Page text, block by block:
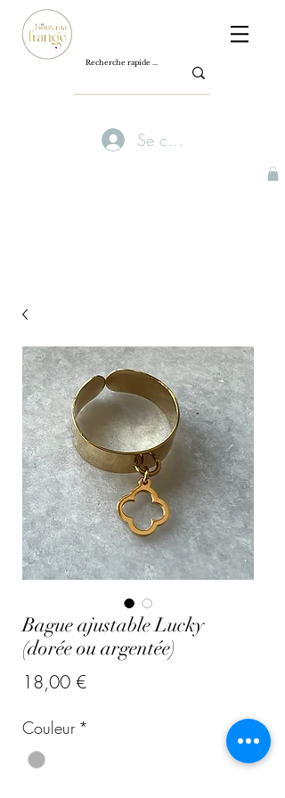
Se connecter
Bague ajustable Lucky
(dorée ou argentée)
18,00 €Prix
Couleur *